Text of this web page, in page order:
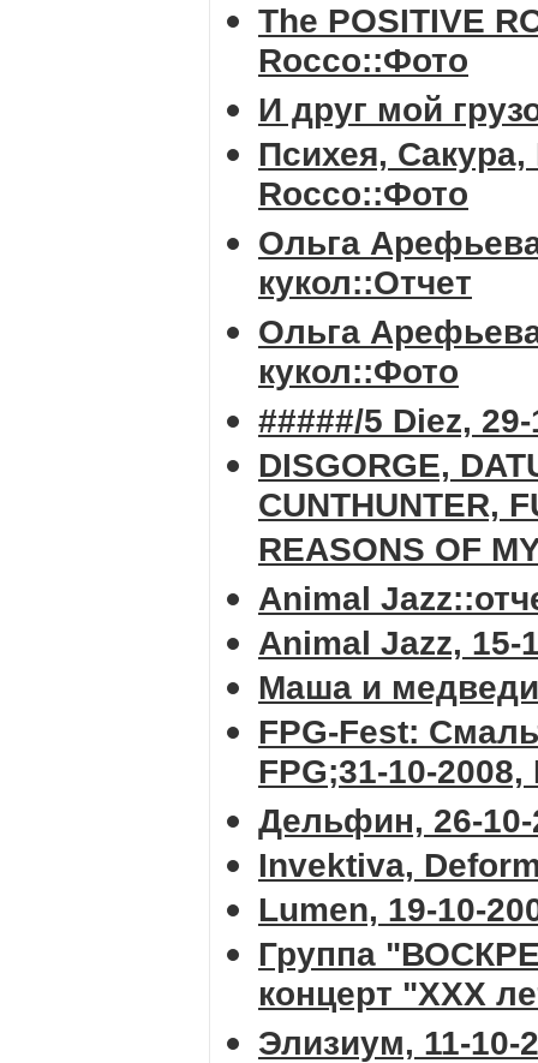
The POSITIVE
Rocco::Фото
И друг мой
Психея,
Rocco::Фото
Ольга Арефьева
кукол::Отчет
Ольга Арефьева
кукол::Фото
#####/5 Diez,
DISGORGE,
CUNTHUNTER,
REASONS OF
Animal
Animal Jazz, 15-
Маша и
FPG-Fest:
FPG;31-10-
Дельфин, 26-
Invektiva,
Lumen, 19-10-
Группа
концерт "ХХХ
Элизиум, 11-10-